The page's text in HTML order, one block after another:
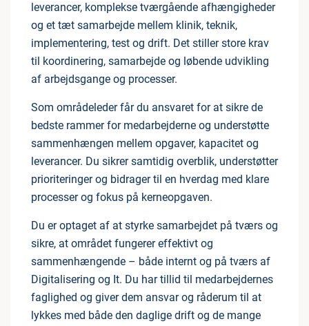
leverancer, komplekse tværgående afhængigheder
og et tæt samarbejde mellem klinik, teknik,
implementering, test og drift. Det stiller store krav
til koordinering, samarbejde og løbende udvikling
af arbejdsgange og processer.
Som områdeleder får du ansvaret for at sikre de
bedste rammer for medarbejderne og understøtte
sammenhængen mellem opgaver, kapacitet og
leverancer. Du sikrer samtidig overblik, understøtter
prioriteringer og bidrager til en hverdag med klare
processer og fokus på kerneopgaven.
Du er optaget af at styrke samarbejdet på tværs og
sikre, at området fungerer effektivt og
sammenhængende – både internt og på tværs af
Digitalisering og It. Du har tillid til medarbejdernes
faglighed og giver dem ansvar og råderum til at
lykkes med både den daglige drift og de mange